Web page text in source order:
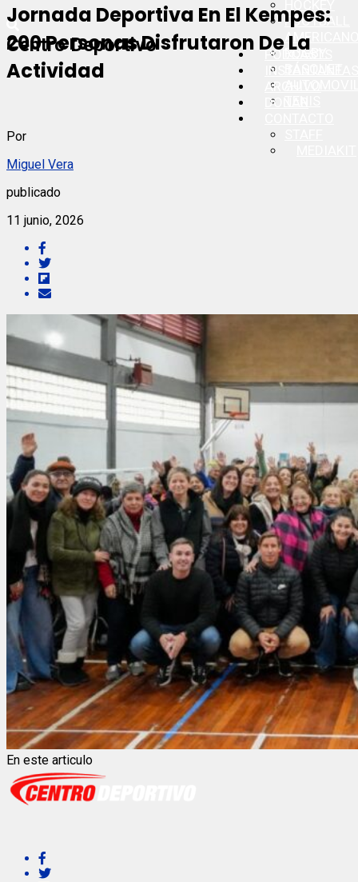
Centro Deportivo
FOOTBALL
RUGBY
PODCASTS
INSTANTANEAS
ARCHIVO
DONAR
Jornada Deportiva En El Kempes:
200 Personas Disfrutaron De La
Actividad
Por
Miguel Vera
publicado
11 junio, 2026
En este articulo